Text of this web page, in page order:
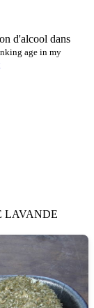
d'alcool dans
age in my
LAVANDE